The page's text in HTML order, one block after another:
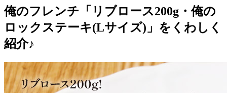
俺のフレンチ「リブロース200g・俺の
ロックステーキ(Lサイズ)」をくわしく
紹介♪